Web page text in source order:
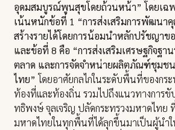
อุดมสมบูรณ์พูนสุขโดยถ้วนหน้า” โดยเฉพ
เน้นหนักข้อที่ 1 “การส่งเสริมการพัฒนา
สร้างรายได้โดยการน้อมนำหลักปรัชญาข
และข้อที่ 8 คือ “การส่งเสริมเศรษฐกิจฐา
ตลาด และการจัดจำหน่ายผลิตภัณฑ์ชุม
ไทย” โดยอาศัยกลไกในระดับพื้นที่ของกร
ท้องที่และท้องถิ่น รวมไปถึงแนวทางการ
ทธิพงษ์ จุลเจริญ ปลัดกระทรวงมหาดไทย
มหาดไทยในทุกพื้นที่ได้ลุกขึ้นมาเป็นผู้นำใ